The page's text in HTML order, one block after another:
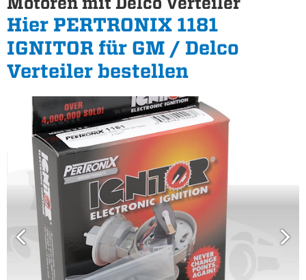
Hier PERTRONIX 1181
IGNITOR für GM / Delco
Verteiler bestellen